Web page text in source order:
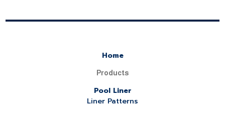
Home
Products
Pool Liner
Liner Patterns